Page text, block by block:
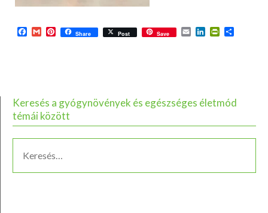
Facebook
GmailPinterest
Share Post Save EmailLinkedIn
Keresés a gyógynövények és egészséges életmód
témái között